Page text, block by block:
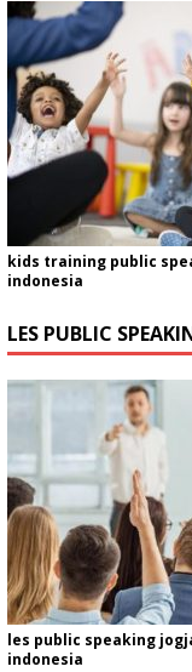
kids training public
indonesia
LES PUBLIC
les public speaking
indonesia